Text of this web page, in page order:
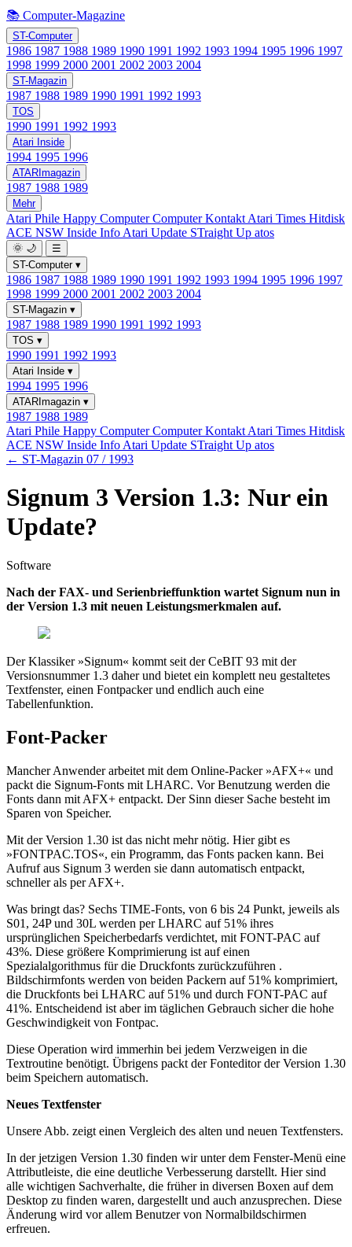
📚 Computer-Magazine
ST-Computer
1986 1987 1988 1989 1990 1991 1992 1993 1994 1995 1996 1997
1998 1999 2000 2001 2002 2003 2004
ST-Magazin
1987 1988 1989 1990 1991 1992 1993
TOS
1990 1991 1992 1993
Atari Inside
1994 1995 1996
ATARImagazin
1987 1988 1989
Mehr
Atari Phile Happy ComputerComputer Kontakt Atari Times Hitdisk
ACE NSW Inside Info Atari Update STraight Up atos
🌞 🌙
☰
ST-Computer ▾
1986 1987 1988 1989 1990 1991 1992 1993 1994 1995 1996 1997
1998 1999 2000 2001 2002 2003 2004
ST-Magazin ▾
1987 1988 1989 1990 1991 1992 1993
TOS ▾
1990 1991 1992 1993
Atari Inside ▾
1994 1995 1996
ATARImagazin ▾
1987 1988 1989
Atari Phile Happy ComputerComputer Kontakt Atari Times Hitdisk
ACE NSW Inside Info Atari Update STraight Up atos
← ST-Magazin 07 / 1993
Signum 3 Version 1.3: Nur ein
Update?
Software
Nach der FAX- und Serienbrieffunktion wartet Signum nun in
der Version 1.3 mit neuen Leistungsmerkmalen auf.
Der Klassiker »Signum« kommt seit der CeBIT 93 mit der
Versionsnummer 1.3 daher und bietet ein komplett neu gestaltetes
Textfenster, einen Fontpacker und endlich auch eine
Tabellenfunktion.
Font-Packer
Mancher Anwender arbeitet mit dem Online-Packer »AFX+« und
packt die Signum-Fonts mit LHARC. Vor Benutzung werden die
Fonts dann mit AFX+ entpackt. Der Sinn dieser Sache besteht im
Sparen von Speicher.
Mit der Version 1.30 ist das nicht mehr nötig. Hier gibt es
»FONTPAC.TOS«, ein Programm, das Fonts packen kann. Bei
Aufruf aus Signum 3 werden sie dann automatisch entpackt,
schneller als per AFX+.
Was bringt das? Sechs TIME-Fonts, von 6 bis 24 Punkt, jeweils als
S01, 24P und 30L werden per LHARC auf 51% ihres
ursprünglichen Speicherbedarfs verdichtet, mit FONT-PAC auf
43%. Diese größere Komprimierung ist auf einen
Spezialalgorithmus für die Druckfonts zurückzuführen .
Bildschirmfonts werden von beiden Packern auf 51% komprimiert,
die Druckfonts bei LHARC auf 51% und durch FONT-PAC auf
41%. Entscheidend ist aber im täglichen Gebrauch sicher die hohe
Geschwindigkeit von Fontpac.
Diese Operation wird immerhin bei jedem Verzweigen in die
Textroutine benötigt. Übrigens packt der Fonteditor der Version 1.30
beim Speichern automatisch.
Neues Textfenster
Unsere Abb. zeigt einen Vergleich des alten und neuen Textfensters.
In der jetzigen Version 1.30 finden wir unter dem Fenster-Menü eine
Attributleiste, die eine deutliche Verbesserung darstellt. Hier sind
alle wichtigen Sachverhalte, die früher in diversen Boxen auf dem
Desktop zu finden waren, dargestellt und auch anzusprechen. Diese
Änderung wird vor allem Benutzer von Normalbildschirmen
erfreuen.